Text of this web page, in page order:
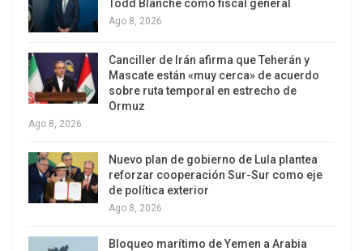
solo de tarifas, se adoptarán otras medidas», dijo
Costa, al sostener que Brasil «no se quedará de
brazos cruzados». El Gobierno brasileño ha
lanzado también la campaña «Brasil Soberano» en
rechazo a nivel nación de la medida anunciada por
Trump.
Todd Blanche como fiscal general
Ago 8, 2026
Canciller de Irán afirma que Teherán y
Mascate están «muy cerca» de acuerdo
sobre ruta temporal en estrecho de
Ormuz
Ago 8, 2026
Nuevo plan de gobierno de Lula plantea
reforzar cooperación Sur-Sur como eje
de política exterior
Ago 8, 2026
Bloqueo marítimo de Yemen a Arabia